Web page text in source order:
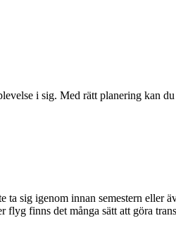
i sig. Med rätt planering kan
ta sig igenom innan semestern
finns det många sätt att göra